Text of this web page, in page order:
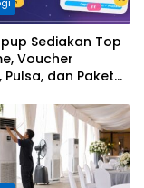
Sediakan Top
Voucher
Pulsa, dan Paket